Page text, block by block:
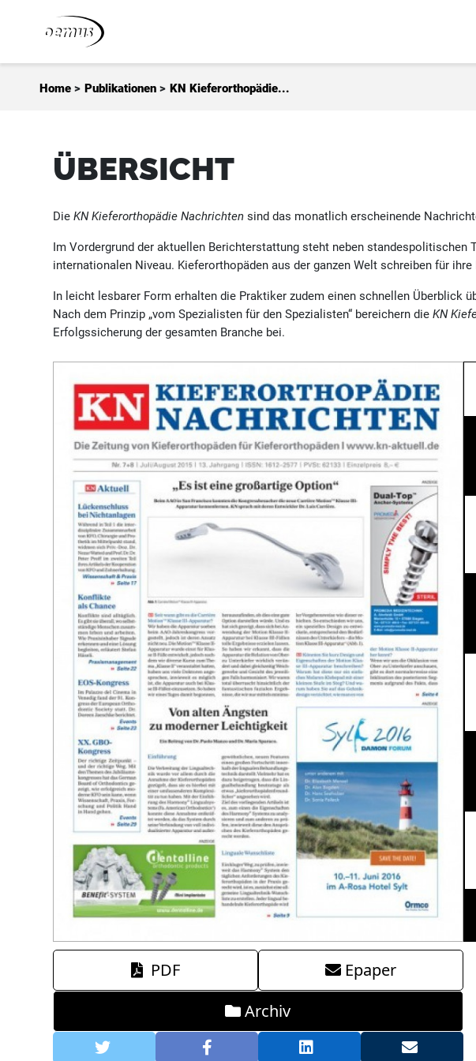
Home > Publikationen > KN Kieferorthopädie...
ÜBERSICHT
DieKN Kieferorthopädie Nachrichten sind das monatlich erscheinende
Im Vordergrund der aktuellen Berichterstattung steht neben
internationalen Niveau. Kieferorthopäden aus der ganzen Welt schreiben für ihre
In leicht lesbarer Form erhalten die Praktiker zudem einen schnellen Überblick
Nach dem Prinzip „vom Spezialisten für den Spezialisten“ bereichern dieKN
Erfolgssicherung der gesamten Branche bei.
PDF
Epaper
Archiv